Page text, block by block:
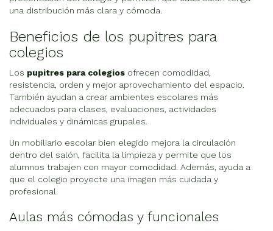
una distribución más clara y cómoda.
Beneficios de los pupitres para
colegios
Los pupitres para colegios ofrecen comodidad,
resistencia, orden y mejor aprovechamiento del espacio.
También ayudan a crear ambientes escolares más
adecuados para clases, evaluaciones, actividades
individuales y dinámicas grupales.
Un mobiliario escolar bien elegido mejora la circulación
dentro del salón, facilita la limpieza y permite que los
alumnos trabajen con mayor comodidad. Además, ayuda a
que el colegio proyecte una imagen más cuidada y
profesional.
Aulas más cómodas y funcionales